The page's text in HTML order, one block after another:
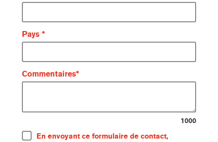
Pays
Commentaires
1000
En envoyant ce formulaire de contact,